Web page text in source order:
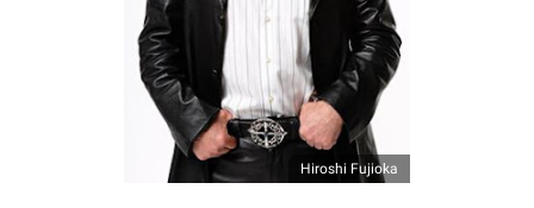
Hiroshi Fujioka